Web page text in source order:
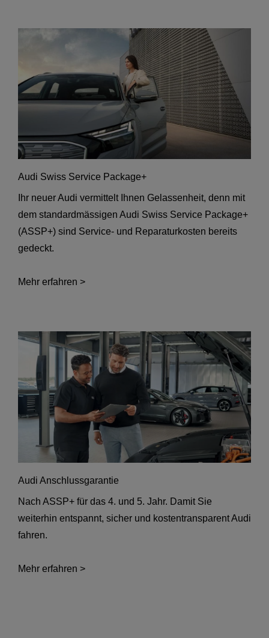
Audi Swiss Service Package+
Ihr neuer Audi vermittelt Ihnen Gelassenheit, denn mit
dem standardmässigen Audi Swiss Service Package+
(ASSP+) sind Service- und Reparaturkosten bereits
gedeckt.
Mehr erfahren >
Audi Anschlussgarantie
Nach ASSP+ für das 4. und 5. Jahr. Damit Sie
weiterhin entspannt, sicher und kostentransparent Audi
fahren.
Mehr erfahren >